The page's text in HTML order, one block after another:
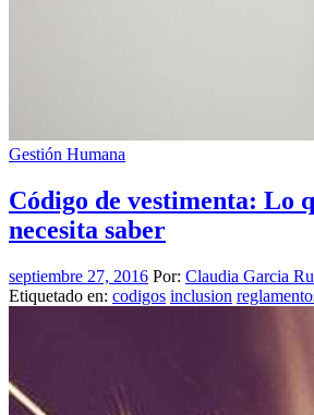
Gestión Humana
Código de vestimenta: Lo
necesita saber
septiembre 27, 2016 Por: Claudia Garcia
Etiquetado en: codigos inclusion